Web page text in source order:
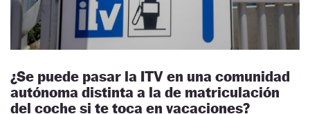
¿Se puede pasar la ITV en una comunidad
autónoma distinta a la de matriculación
del coche si te toca en vacaciones?